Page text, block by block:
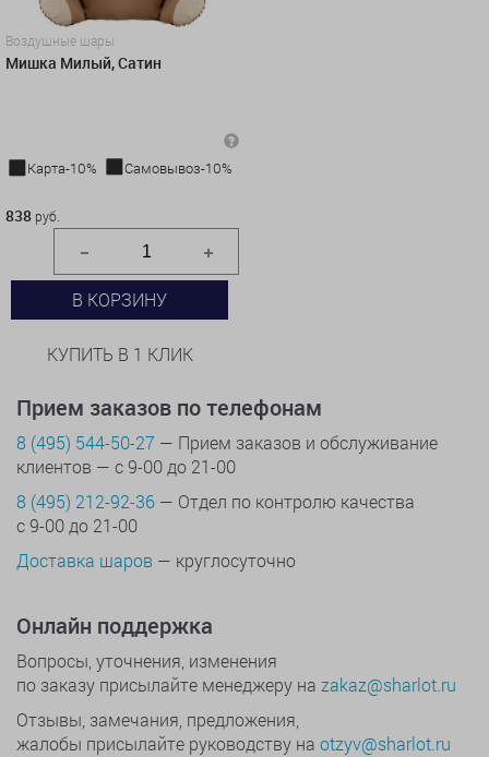
Воздушные шары
Мишка Милый, Сатин
Карта-10%
Самовывоз-10%
838 руб.
В КОРЗИНУ
КУПИТЬ В 1 КЛИК
Прием заказов по телефонам
8 (495) 544-50-27 — Прием заказов и обслуживание
клиентов — с 9-00 до 21-00
8 (495) 212-92-36 — Отдел по контролю качества
с 9-00 до 21-00
Доставка шаров — круглосуточно
Онлайн поддержка
Вопросы, уточнения, изменения
по заказу присылайте менеджеру на zakaz@sharlot.ru
Отзывы, замечания, предложения,
жалобы присылайте руководству на otzyv@sharlot.ru